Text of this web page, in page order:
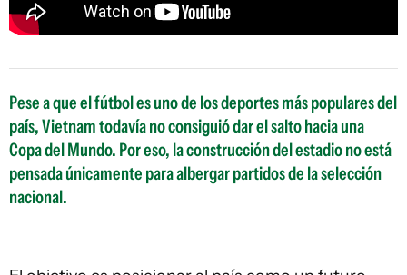
Pese a que el fútbol es uno de los deportes más populares del
país, Vietnam todavía no consiguió dar el salto hacia una
Copa del Mundo. Por eso, la construcción del estadio no está
pensada únicamente para albergar partidos de la selección
nacional.